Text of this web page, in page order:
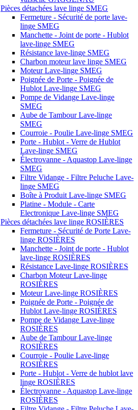
Pièces détachées lave linge SMEG
Fermeture - Sécurité de porte lave-
linge SMEG
Manchette - Joint de porte - Hublot
lave-linge SMEG
Résistance lave-linge SMEG
Charbon moteur lave linge SMEG
Moteur Lave-linge SMEG
Poignée de Porte - Poignée de
Hublot Lave-linge SMEG
Pompe de Vidange Lave-linge
SMEG
Aube de Tambour Lave-linge
SMEG
Courroie - Poulie Lave-linge SMEG
Porte - Hublot - Verre de Hublot
Lave-linge SMEG
Électrovanne - Aquastop Lave-linge
SMEG
Filtre Vidange - Filtre Peluche Lave-
linge SMEG
Boîte à Produit Lave-linge SMEG
Platine - Module - Carte
Electronique Lave-linge SMEG
Pièces détachées lave linge ROSIÈRES
Fermeture - Sécurité de Porte Lave-
linge ROSIÈRES
Manchette - Joint de porte - Hublot
lave-linge ROSIÈRES
Résistance Lave-linge ROSIÈRES
Charbon Moteur Lave-linge
ROSIÈRES
Moteur Lave-linge ROSIÈRES
Poignée de Porte - Poignée de
Hublot Lave-linge ROSIÈRES
Pompe de Vidange Lave-linge
ROSIÈRES
Aube de Tambour Lave-linge
ROSIÈRES
Courroie - Poulie Lave-linge
ROSIÈRES
Porte - Hublot - Verre de hublot lave
linge ROSIÈRES
Électrovanne - Aquastop Lave-linge
ROSIÈRES